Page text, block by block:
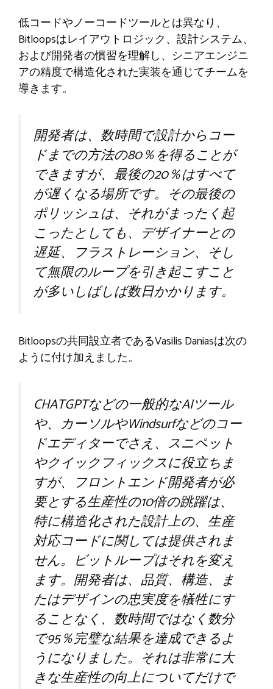
低コードやノーコードツールとは異なり、
Bitloopsはレイアウトロジック、設計システム、
および開発者の慣習を理解し、シニアエンジニ
アの精度で構造化された実装を通じてチームを
導きます。
開発者は、数時間で設計からコー
ドまでの方法の80％を得ることが
できますが、最後の20％はすべて
が遅くなる場所です。その最後の
ポリッシュは、それがまったく起
こったとしても、デザイナーとの
遅延、フラストレーション、そし
て無限のループを引き起こすこと
が多いしばしば数日かかります。
Bitloopsの共同設立者であるVasilis Daniasは次の
ように付け加えました。
CHATGPTなどの一般的なAIツール
や、カーソルやWindsurfなどのコー
ドエディターでさえ、スニペット
やクイックフィックスに役立ちま
すが、フロントエンド開発者が必
要とする生産性の10倍の跳躍は、
特に構造化された設計上の、生産
対応コードに関しては提供されま
せん。ビットループはそれを変え
ます。開発者は、品質、構造、ま
たはデザインの忠実度を犠牲にす
ることなく、数時間ではなく数分
で95％完璧な結果を達成できるよ
うになりました。それは非常に大
きな生産性の向上についてだけで